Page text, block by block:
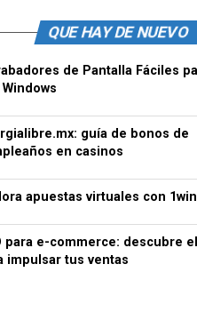
QUE HAY DE NUEVO
de Pantalla Fáciles
guía de bonos de
en casinos
apuestas virtuales con 1win
para e-commerce: descubre
impulsar tus ventas